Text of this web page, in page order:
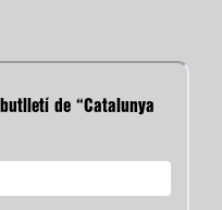
de “Catalunya